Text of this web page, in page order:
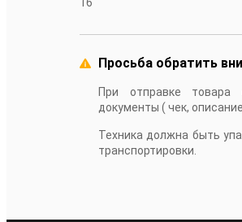
Просьба обратить
При отправке товара
документы ( чек,
Техника должна быть
транспортировки.